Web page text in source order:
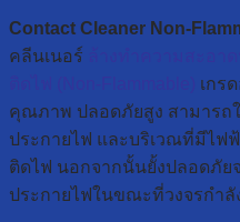
Contact Cleaner Non-
คลีนเนอร์
เกร
คุณภาพ ปลอดภัยสูง สามารถ
ประกายไฟ และบริเวณที่มีไฟ
ติดไฟ นอกจากนั้นยั้งปลอดภัย
ประกายไฟในขณะที่วงจรกำลั